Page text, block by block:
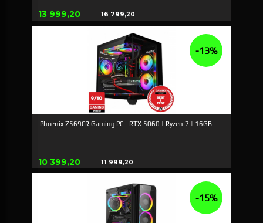
Erbjudande
13 999,20 16 799,20
Rabatt
Phoenix Z569CR Gaming PC - RTX 5060 | Ryzen 7 | 16GB
Erbjudande
10 399,20 11 999,20
Rabatt
-13%
-15%